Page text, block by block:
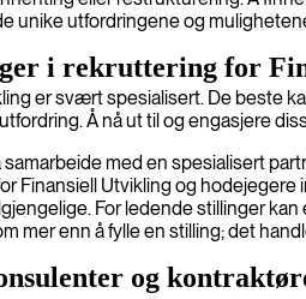
unike utfordringene og
i rekruttering for
er svært spesialisert. De beste
Å nå ut til og engasjere
med en spesialisert
Finansiell Utvikling og
For ledende stillinger
mer enn å fylle en stilling; det
og